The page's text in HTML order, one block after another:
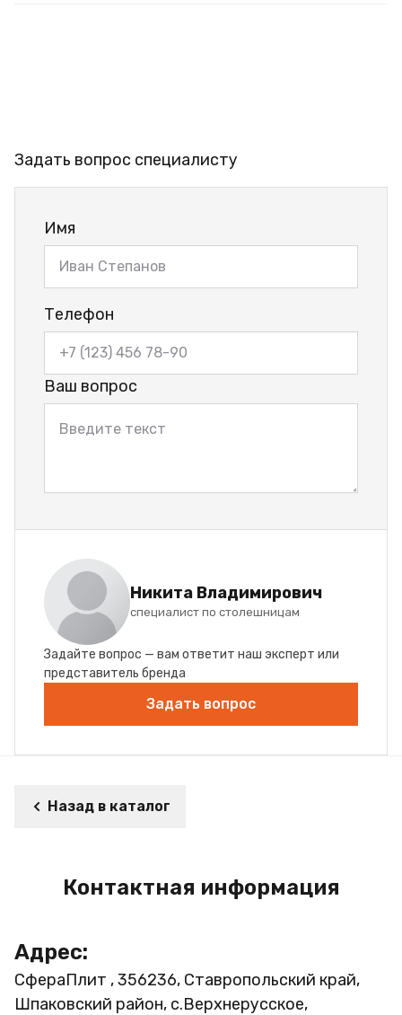
Задать вопрос специалисту
Имя
Телефон
Ваш вопрос
Никита Владимирович
специалист по столешницам
Задайте вопрос — вам ответит наш эксперт или
представитель бренда
Задать вопрос
Назад в каталог
Контактная информация
Адрес:
СфераПлит , 356236, Ставропольский край,
Шпаковский район, с.Верхнерусское,